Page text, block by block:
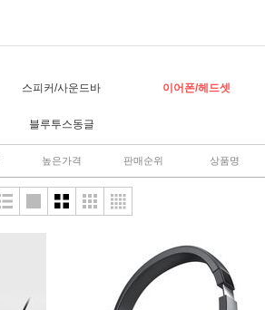
스피커/사운드바 이어폰/헤드셋
블루투스동글
높은가격 판매순위 상품명